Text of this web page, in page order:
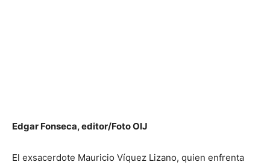
Edgar Fonseca, editor/Foto OIJ
El exsacerdote Mauricio Víquez Lizano, quien enfrenta